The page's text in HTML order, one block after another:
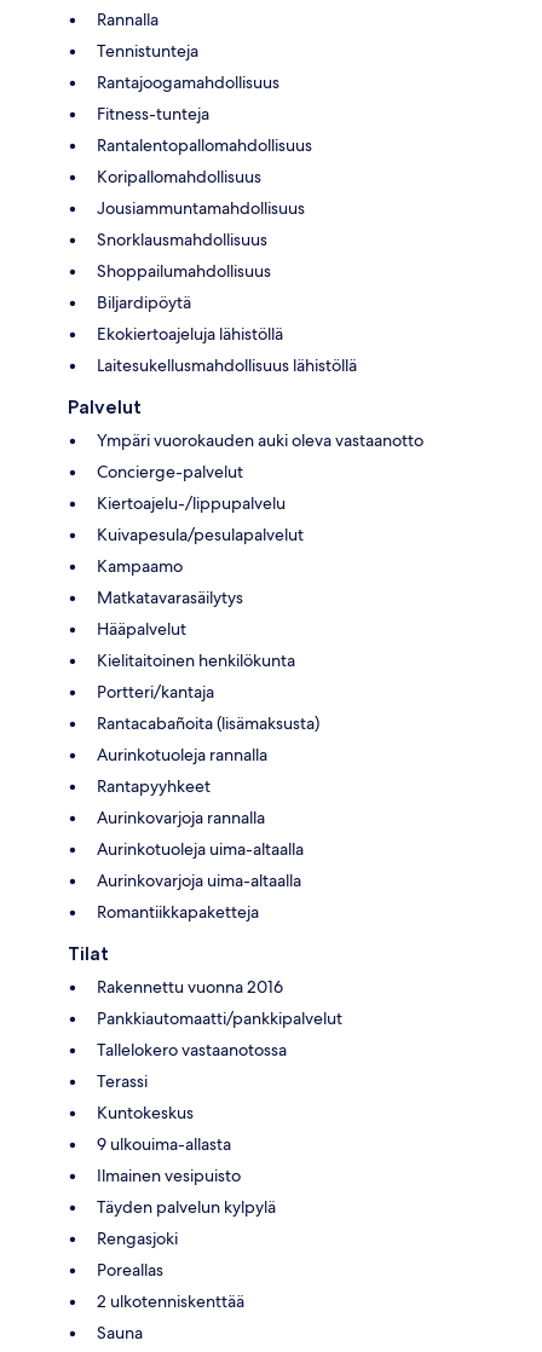
Rannalla
Tennistunteja
Rantajoogamahdollisuus
Fitness-tunteja
Rantalentopallomahdollisuus
Koripallomahdollisuus
Jousiammuntamahdollisuus
Snorklausmahdollisuus
Shoppailumahdollisuus
Biljardipöytä
Ekokiertoajeluja lähistöllä
Laitesukellusmahdollisuus lähistöllä
Palvelut
Ympäri vuorokauden auki oleva vastaanotto
Concierge-palvelut
Kiertoajelu-/lippupalvelu
Kuivapesula/pesulapalvelut
Kampaamo
Matkatavarasäilytys
Hääpalvelut
Kielitaitoinen henkilökunta
Portteri/kantaja
Rantacabañoita (lisämaksusta)
Aurinkotuoleja rannalla
Rantapyyhkeet
Aurinkovarjoja rannalla
Aurinkotuoleja uima-altaalla
Aurinkovarjoja uima-altaalla
Romantiikkapaketteja
Tilat
Rakennettu vuonna 2016
Pankkiautomaatti/pankkipalvelut
Tallelokero vastaanotossa
Terassi
Kuntokeskus
9 ulkouima-allasta
Ilmainen vesipuisto
Täyden palvelun kylpylä
Rengasjoki
Poreallas
2 ulkotenniskenttää
Sauna